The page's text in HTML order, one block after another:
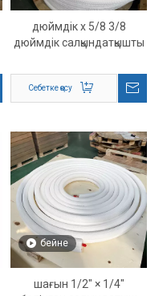
3/8 дюймдік х 5/8
дюймдік салқындатқышты
желі жинағы – жоғары
сапалы оқшауланған мыс
HVAC құбыры
Себетке қосу
бейне
1/4″ × 1/2″ шағын